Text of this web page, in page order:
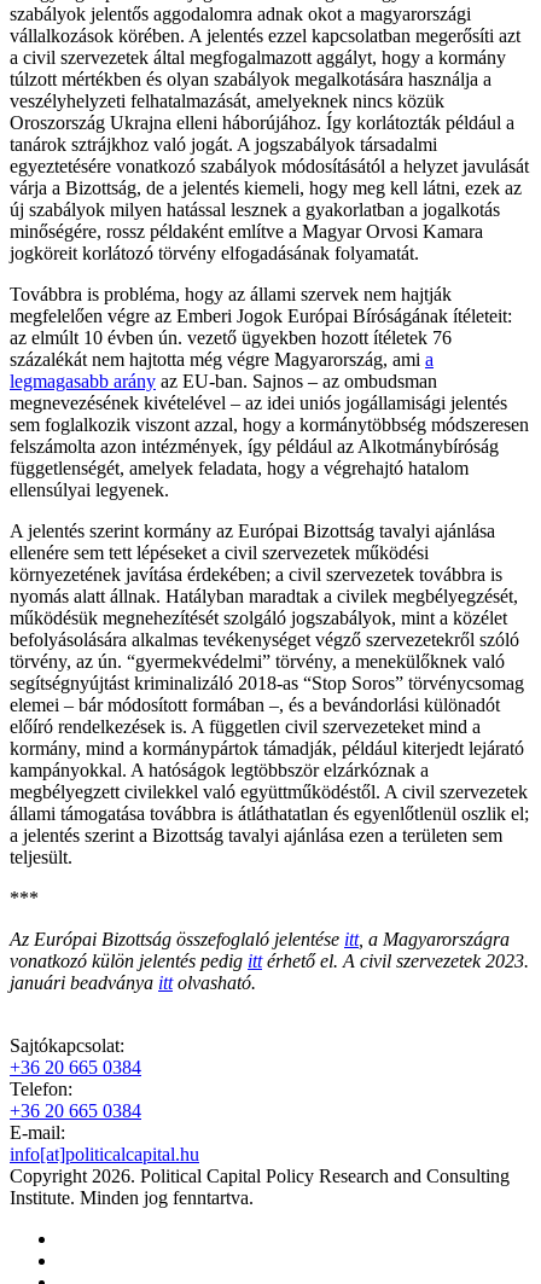
szabályok jelentős aggodalomra adnak okot a magyarországi
vállalkozások körében. A jelentés ezzel kapcsolatban megerősíti azt
a civil szervezetek által megfogalmazott aggályt, hogy a kormány
túlzott mértékben és olyan szabályok megalkotására használja a
veszélyhelyzeti felhatalmazását, amelyeknek nincs közük
Oroszország Ukrajna elleni háborújához. Így korlátozták például a
tanárok sztrájkhoz való jogát. A jogszabályok társadalmi
egyeztetésére vonatkozó szabályok módosításától a helyzet javulását
várja a Bizottság, de a jelentés kiemeli, hogy meg kell látni, ezek az
új szabályok milyen hatással lesznek a gyakorlatban a jogalkotás
minőségére, rossz példaként említve a Magyar Orvosi Kamara
jogköreit korlátozó törvény elfogadásának folyamatát.
Továbbra is probléma, hogy az állami szervek nem hajtják
megfelelően végre az Emberi Jogok Európai Bíróságának ítéleteit:
az elmúlt 10 évben ún. vezető ügyekben hozott ítéletek 76
százalékát nem hajtotta még végre Magyarország, ami a
legmagasabb arány az EU-ban. Sajnos – az ombudsman
megnevezésének kivételével – az idei uniós jogállamisági jelentés
sem foglalkozik viszont azzal, hogy a kormánytöbbség módszeresen
felszámolta azon intézmények, így például az Alkotmánybíróság
függetlenségét, amelyek feladata, hogy a végrehajtó hatalom
ellensúlyai legyenek.
A jelentés szerint kormány az Európai Bizottság tavalyi ajánlása
ellenére sem tett lépéseket a civil szervezetek működési
környezetének javítása érdekében; a civil szervezetek továbbra is
nyomás alatt állnak. Hatályban maradtak a civilek megbélyegzését,
működésük megnehezítését szolgáló jogszabályok, mint a közélet
befolyásolására alkalmas tevékenységet végző szervezetekről szóló
törvény, az ún. “gyermekvédelmi” törvény, a menekülőknek való
segítségnyújtást kriminalizáló 2018-as “Stop Soros” törvénycsomag
elemei – bár módosított formában –, és a bevándorlási különadót
előíró rendelkezések is. A független civil szervezeteket mind a
kormány, mind a kormánypártok támadják, például kiterjedt lejárató
kampányokkal. A hatóságok legtöbbször elzárkóznak a
megbélyegzett civilekkel való együttműködéstől. A civil szervezetek
állami támogatása továbbra is átláthatatlan és egyenlőtlenül oszlik el;
a jelentés szerint a Bizottság tavalyi ajánlása ezen a területen sem
teljesült.
***
Az Európai Bizottság összefoglaló jelentése itt, a Magyarországra
vonatkozó külön jelentés pedig ittérhető el. A civil szervezetek 2023.
januári beadványa itt olvasható.
Sajtókapcsolat:
+36 20 665 0384
Telefon:
+36 20 665 0384
E-mail:
info[at]politicalcapital.hu
Copyright 2026. Political Capital Policy Research and Consulting
Institute. Minden jog fenntartva.